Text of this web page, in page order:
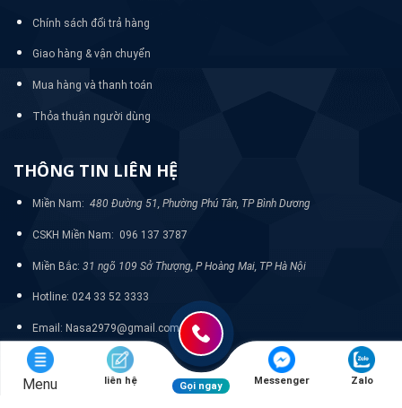
Chính sách đổi trả hàng
Giao hàng & vận chuyển
Mua hàng và thanh toán
Thỏa thuận người dùng
THÔNG TIN LIÊN HỆ
Miền Nam: 480 Đường 51, Phường Phú Tân, TP Bình Dương
CSKH Miền Nam: 096 137 3787
Miền Bắc: 31 ngõ 109 Sở Thượng, P Hoàng Mai, TP Hà Nội
Hotline: 024 33 52 3333
Email: Nasa2979@gmail.com
Menu liên hệ Gọi ngay Messenger Zalo